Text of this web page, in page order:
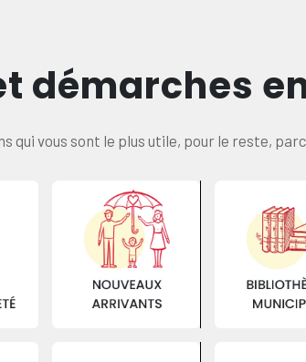
démarches
qui vous sont le plus utile, pour le reste,